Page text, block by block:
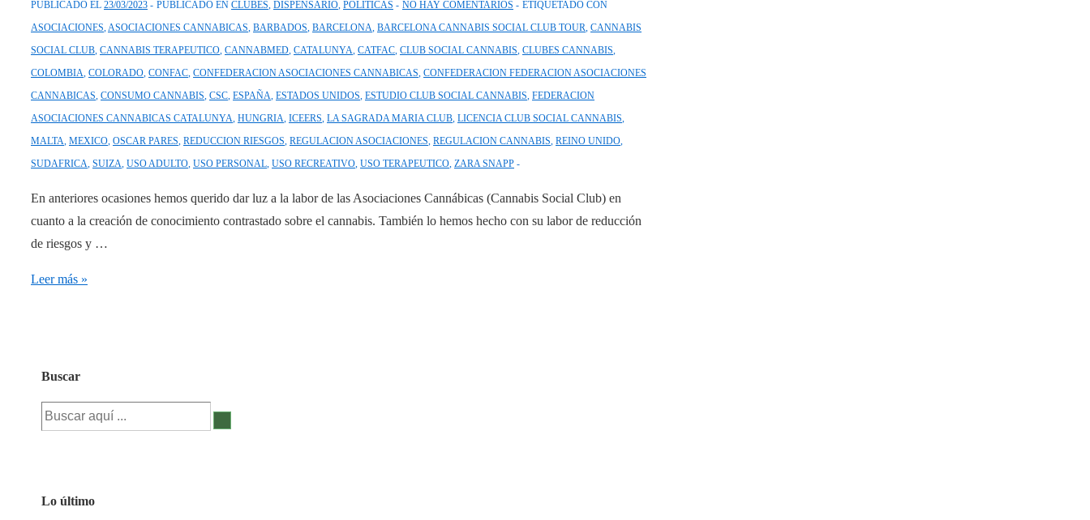
PUBLICADO EL 23/03/2023 PUBLICADO EN CLUBES, DISPENSARIO, POLÍTICAS NO HAY COMENTARIOS
ETIQUETADO CON
ASOCIACIONES,ASOCIACIONES CANNABICAS, BARBADOS, BARCELONA, BARCELONA CANNABIS SOCIAL CLUB TOUR, CANNABIS
SOCIAL CLUB, CANNABIS TERAPEUTICO, CANNABMED, CATALUNYA, CATFAC, CLUB SOCIAL CANNABIS, CLUBES CANNABIS,
COLOMBIA, COLORADO, CONFAC, CONFEDERACION ASOCIACIONES CANNABICAS, CONFEDERACION FEDERACION ASOCIACIONES
CANNABICAS, CONSUMO CANNABIS, CSC, ESPAÑA, ESTADOS UNIDOS, ESTUDIO CLUB SOCIAL CANNABIS, FEDERACION
ASOCIACIONES CANNABICAS CATALUNYA, HUNGRIA, ICEERS, LA SAGRADA MARIA CLUB, LICENCIA CLUB SOCIAL CANNABIS,
MALTA, MEXICO, OSCAR PARES, REDUCCION RIESGOS, REGULACION ASOCIACIONES, REGULACION CANNABIS, REINO UNIDO,
SUDAFRICA, SUIZA, USO ADULTO, USO PERSONAL, USO RECREATIVO, USO TERAPEUTICO, ZARA SNAPP
En anteriores ocasiones hemos querido dar luz a la labor de las Asociaciones Cannábicas (Cannabis Social Club) en
cuanto a la creación de conocimiento contrastado sobre el cannabis. También lo hemos hecho con su labor de reducción
de riesgos y …
CSC
de
Social
Leer más »
Buscar
Buscar
Lo último